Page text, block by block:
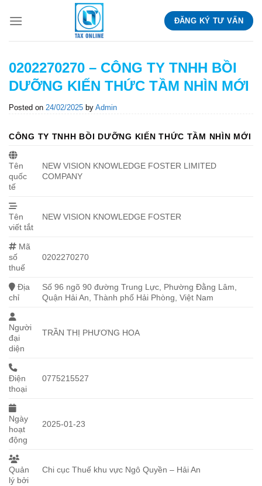
ĐĂNG KÝ TƯ VẤN
0202270270 – CÔNG TY TNHH BỒI
DƯỠNG KIẾN THỨC TẦM NHÌN MỚI
Posted on 24/02/2025 by Admin
CÔNG TY TNHH BỒI DƯỠNG KIẾN THỨC TẦM NHÌN MỚI
Tên
quốc
tế
NEW VISION KNOWLEDGE FOSTER LIMITED
COMPANY
Tên
viết tắt
NEW VISION KNOWLEDGE FOSTER
Mã
số
thuế
0202270270
Địa
chỉ
Số 96 ngõ 90 đường Trung Lực, Phường Đằng Lâm,
Quận Hải An, Thành phố Hải Phòng, Việt Nam
Người
đại
diện
TRẦN THỊ PHƯƠNG HOA
Điện
thoại
0775215527
Ngày
hoạt
động
2025-01-23
Quản
lý bởi
Chi cục Thuế khu vực Ngô Quyền – Hải An